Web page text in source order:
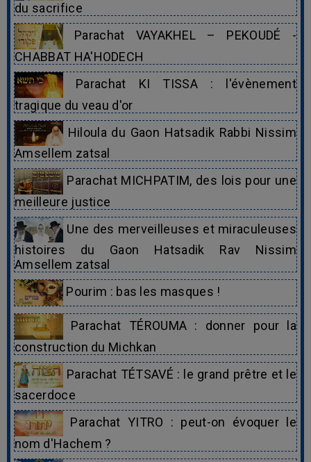
du sacrifice
Parachat VAYAKHEL – PEKOUDÉ -
CHABBAT HA'HODECH
Parachat KI TISSA : l'évènement
tragique du veau d'or
Hiloula du Gaon Hatsadik Rabbi Nissim
Amsellem zatsal
Parachat MICHPATIM, des lois pour une
meilleure justice
Une des merveilleuses et miraculeuses
histoires du Gaon Hatsadik Rav Nissim
Amsellem zatsal
Pourim : bas les masques !
Parachat TÉROUMA : donner pour la
construction du Michkan
Parachat TÉTSAVÉ : le grand prêtre et le
sacerdoce
Parachat YITRO : peut-on évoquer le
nom d'Hachem ?